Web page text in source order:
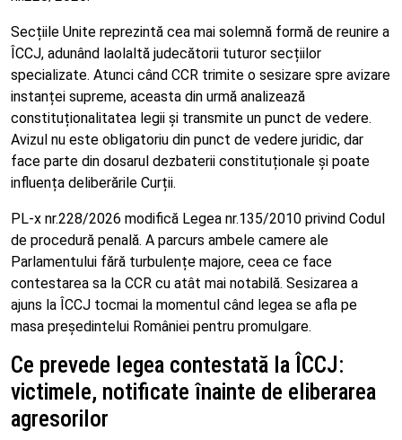
Secțiile Unite reprezintă cea mai solemnă formă de reunire a
ÎCCJ, adunând laolaltă judecătorii tuturor secțiilor
specializate. Atunci când CCR trimite o sesizare spre avizare
instanței supreme, aceasta din urmă analizează
constituționalitatea legii și transmite un punct de vedere.
Avizul nu este obligatoriu din punct de vedere juridic, dar
face parte din dosarul dezbaterii constituționale și poate
influența deliberările Curții.
PL-x nr.228/2026 modifică Legea nr.135/2010 privind Codul
de procedură penală. A parcurs ambele camere ale
Parlamentului fără turbulențe majore, ceea ce face
contestarea sa la CCR cu atât mai notabilă. Sesizarea a
ajuns la ÎCCJ tocmai la momentul când legea se afla pe
masa președintelui României pentru promulgare.
Ce prevede legea contestată la ÎCCJ:
victimele, notificate înainte de eliberarea
agresorilor